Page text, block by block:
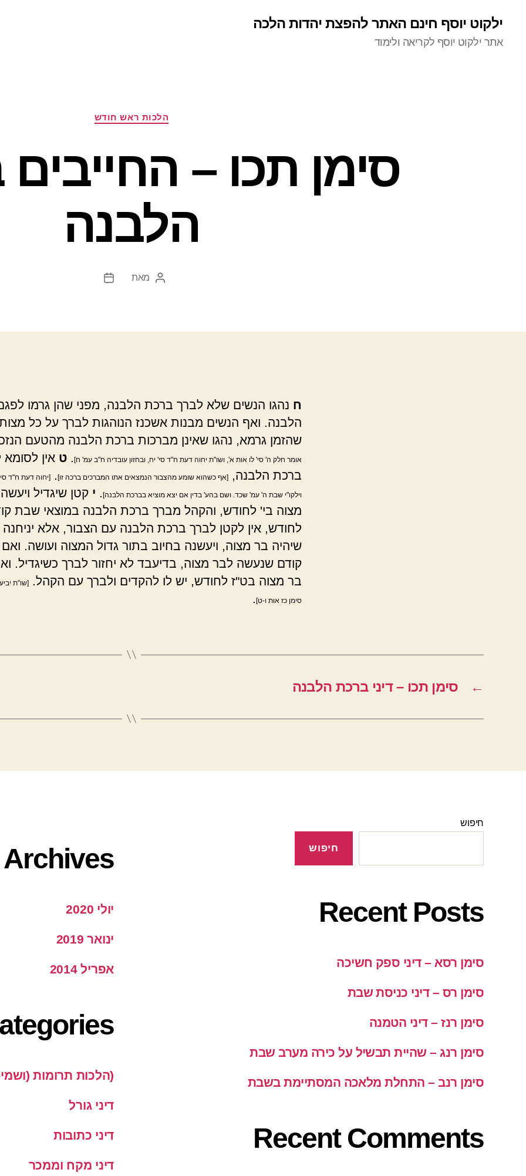
ילקוט יוסף חינם האתר להפצת יהדות הלכה
אתר ילקוט יוסף לקריאה ולימוד
קטגוריות
הלכות ראש חודש
סימן תכו –
הלבנה
המחבר
מאת
תאריך
ח נהגו הנשים שלא לברך ברכת הלבנה, מפני שהן גרמו
הלבנה. ואף הנשים מבנות אשכנז הנוהגות לברך על כל
שהזמן גרמא, נהגו שאינן מברכות ברכת הלבנה מהטעם
אומר חלק ה' סי' לו אות א', ושו"ת יחוה דעת ח"ד סי' יח, ובחזון עובדיה ח"ב עמ' ח] ט אין
ברכת הלבנה,
[אף כשהוא שומע מהצבור הנמצאים אתו המברכים ברכה זו] [יחוה דעת ח"ד
וילקו"י שבת ה' עמ' שכד. ושם בהע' בדין אם יצא מוציא בברכת הלבנה] י קטן שיגדיל
מצוה בי' לחודש, והקהל מברך ברכת הלבנה במוצאי שבת
לחודש, אין לקטן לברך ברכת הלבנה עם הצבור, אלא
שיהיה בר מצוה, ויעשנה בחיוב בתור גדול המצוה ועושה. ואם
קודם שנעשה לבר מצוה, בדיעבד לא יחזור לברך כשיגדיל.
בר מצוה בט"ז לחודש, יש לו להקדים ולברך עם הקהל.
[שו"ת
סימן כז אות ו-ט]
← סימן תכו – דיני ברכת הלבנה
חיפוש
חיפוש
Recent Posts
סימן רסא – דיני ספק חשיכה
סימן רס – דיני כניסת שבת
סימן רנז – דיני הטמנה
סימן רנג – שהיית תבשיל על כירה מערב שבת
סימן רנב – התחלת מלאכה המסתיימת בשבת
Recent Comments
Archives
יולי 2020
ינואר 2019
אפריל 2014
(הלכות תרומות
דיני גורל
דיני כתובות
דיני מקח וממכר